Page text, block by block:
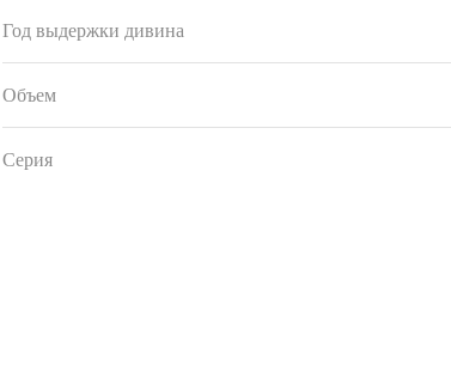
Год выдержки дивина
Объем
Серия